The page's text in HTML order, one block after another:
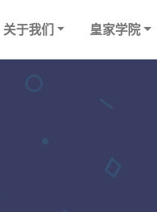
关于我们 皇家学院